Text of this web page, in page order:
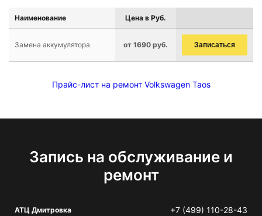
Наименование Цена в Руб.
Замена аккумулятора от 1690 руб. Записаться
Прайс-лист на ремонт Volkswagen Taos
Запись на обслуживание и
ремонт
АТЦ Дмитровка +7 (499) 110-28-43